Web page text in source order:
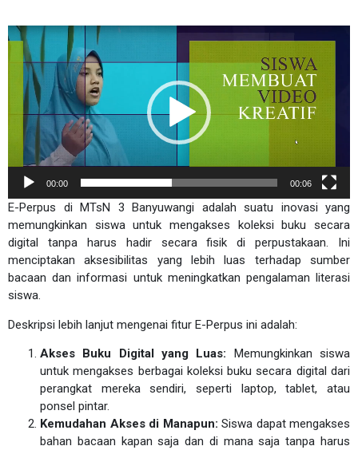
Pemutar
Video
00:00 00:06
E-Perpus di MTsN 3 Banyuwangi adalah suatu inovasi yang
memungkinkan siswa untuk mengakses koleksi buku secara
digital tanpa harus hadir secara fisik di perpustakaan. Ini
menciptakan aksesibilitas yang lebih luas terhadap sumber
bacaan dan informasi untuk meningkatkan pengalaman literasi
siswa.
Deskripsi lebih lanjut mengenai fitur E-Perpus ini adalah:
Akses Buku Digital yang Luas: Memungkinkan siswa
untuk mengakses berbagai koleksi buku secara digital dari
perangkat mereka sendiri, seperti laptop, tablet, atau
ponsel pintar.
Kemudahan Akses di Manapun: Siswa dapat mengakses
bahan bacaan kapan saja dan di mana saja tanpa harus